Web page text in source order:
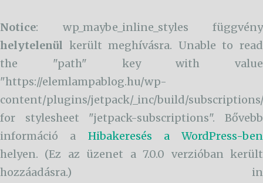
Notice: wp_maybe_inline_styles függvény
helytelenül került meghívásra. Unable to read
the "path" key with value
"https://elemlampablog.hu/wp-
content/plugins/jetpack/_inc/build/
for stylesheet "jetpack-subscriptions". Bővebb
információ a Hibakeresés a WordPress-ben
helyen. (Ez az üzenet a 7.0.0 verzióban került
hozzáadásra.) in